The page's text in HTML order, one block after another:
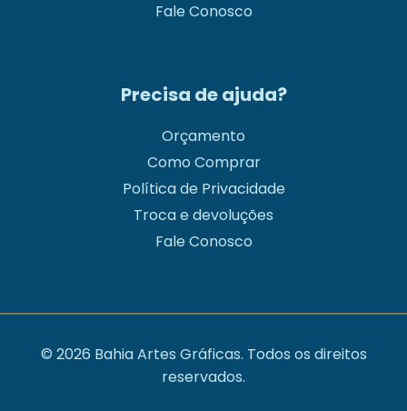
Fale Conosco
Precisa de ajuda?
Orçamento
Como Comprar
Política de Privacidade
Troca e devoluções
Fale Conosco
© 2026 Bahia Artes Gráficas. Todos os direitos
reservados.